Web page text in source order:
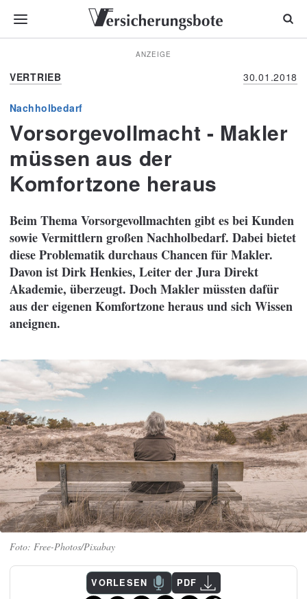
ANZEIGE
VERTRIEB 30.01.2018
Nachholbedarf
Vorsorgevollmacht - Makler
müssen aus der
Komfortzone heraus
Beim Thema Vorsorgevollmachten gibt es bei Kunden
sowie Vermittlern großen Nachholbedarf. Dabei bietet
diese Problematik durchaus Chancen für Makler.
Davon ist Dirk Henkies, Leiter der Jura Direkt
Akademie, überzeugt. Doch Makler müssten dafür
aus der eigenen Komfortzone heraus und sich Wissen
aneignen.
Free-Photos/Pixabay
VORLESEN PDF